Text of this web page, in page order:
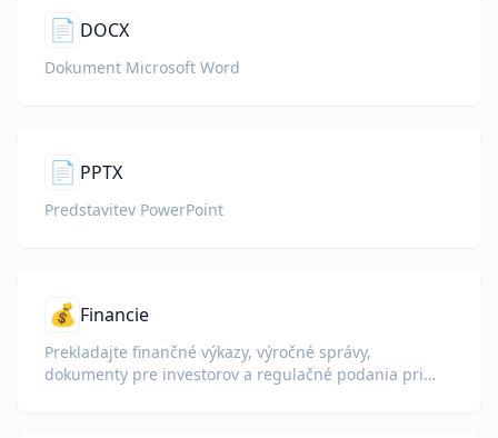
📄 DOCX
Dokument Microsoft Word
📄 PPTX
Predstavitev PowerPoint
💰 Financie
Prekladajte finančné výkazy, výročné správy,
dokumenty pre investorov a regulačné podania pri